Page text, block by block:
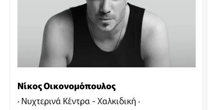
Νίκος Οικονομόπουλος
Νυχτερινά Κέντρα - Χαλκιδική